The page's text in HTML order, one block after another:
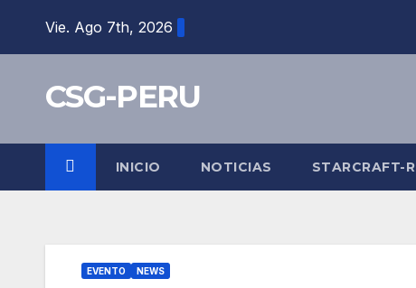
Vie. Ago 7th, 2026
CSG-PERU
INICIO NOTICIAS STARCRAFT-R
EVENTO NEWS